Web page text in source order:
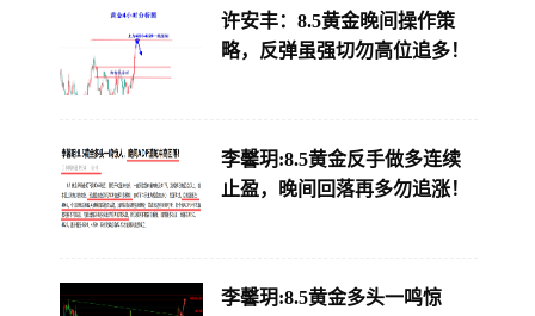
许安丰：8.5黄金晚间操作策
略，反弹虽强切勿高位追多！
李馨玥:8.5黄金反手做多连续
止盈，晚间回落再多勿追涨！
李馨玥:8.5黄金多头一鸣惊